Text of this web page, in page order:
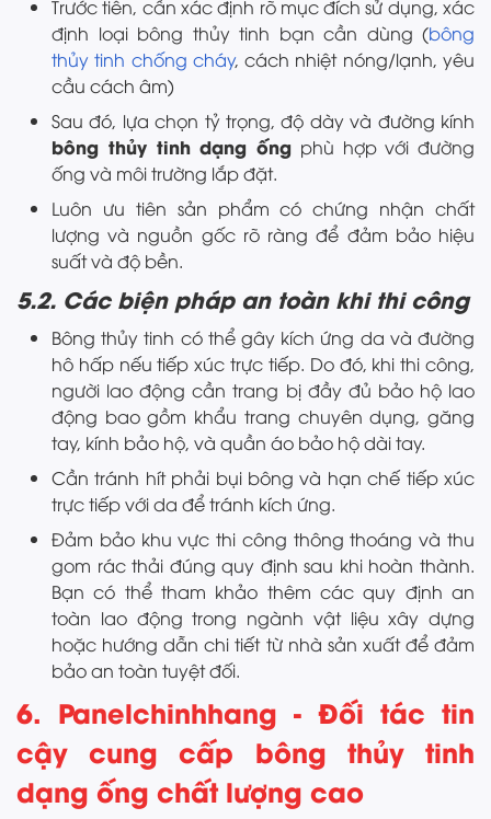
Trước tiên, cần xác định rõ mục đích sử dụng, xác
định loại bông thủy tinh bạn cần dùng (bông
thủy tinh chống cháy, cách nhiệt nóng/lạnh, yêu
cầu cách âm)
Sau đó, lựa chọn tỷ trọng, độ dày và đường kính
bông thủy tinh dạng ống phù hợp với đường
ống và môi trường lắp đặt.
Luôn ưu tiên sản phẩm có chứng nhận chất
lượng và nguồn gốc rõ ràng để đảm bảo hiệu
suất và độ bền.
5.2. Các biện pháp an toàn khi thi công
Bông thủy tinh có thể gây kích ứng da và đường
hô hấp nếu tiếp xúc trực tiếp. Do đó, khi thi công,
người lao động cần trang bị đầy đủ bảo hộ lao
động bao gồm khẩu trang chuyên dụng, găng
tay, kính bảo hộ, và quần áo bảo hộ dài tay.
Cần tránh hít phải bụi bông và hạn chế tiếp xúc
trực tiếp với da để tránh kích ứng.
Đảm bảo khu vực thi công thông thoáng và thu
gom rác thải đúng quy định sau khi hoàn thành.
Bạn có thể tham khảo thêm các quy định an
toàn lao động trong ngành vật liệu xây dựng
hoặc hướng dẫn chi tiết từ nhà sản xuất để đảm
bảo an toàn tuyệt đối.
6. Panelchinhhang - Đối tác tin
cậy cung cấp bông thủy tinh
dạng ống chất lượng cao